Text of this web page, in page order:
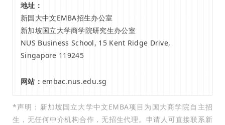
地址：
新国大中文EMBA招生办公室
新加坡国立大学商学院研究生办公室
NUS Business School, 15 Kent Ridge Drive,
Singapore 119245
网站： embac.nus.edu.sg
*声明：新加坡国立大学中文EMBA项目为国大商学院自主招
生，无任何中介机构合作，无招生代理。申请人可直接联系新